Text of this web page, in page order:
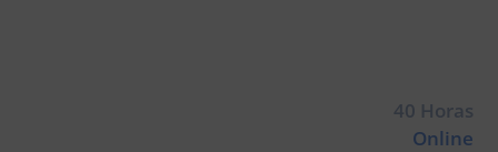
40 Horas
Online